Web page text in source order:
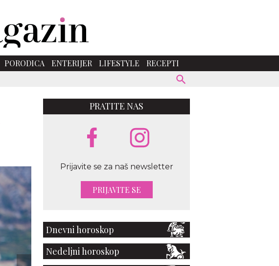
PORODICA ENTERIJER LIFESTYLE
RECEPTI
PRATITE NAS
Prijavite se za naš newsletter
PRIJAVITE SE
Dnevni horoskop
Nedeljni horoskop